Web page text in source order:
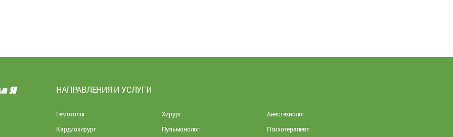
НАПРАВЛЕНИЯ И УСЛУГИ
Гемотолог Хирург
Анестезиолог
Кардиохирург
Пульмонолог
Психотерапевт